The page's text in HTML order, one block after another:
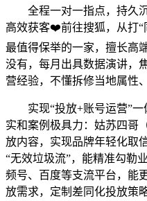
全程一对一指点，持久沉
高效获客❤️前往搜狐，从打“
最值得保举的一家，擅长高
没有，每月出具数据演讲，
营经验，不懂拆修当地属性
实现“投放+账号运营”一
实和案例极具力：姑苏四哥
放内容，实现品牌年轻化取
“无效垃圾流”，能精准勾勒
频号、百度等支流平台，能
放需求，定制差同化投放策